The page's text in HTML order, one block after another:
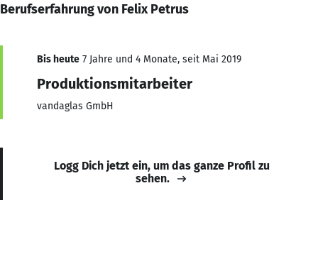
Berufserfahrung von Felix Petrus
Bis heute 7 Jahre und 4 Monate, seit Mai 2019
Produktionsmitarbeiter
vandaglas GmbH
Logg Dich jetzt ein, um das ganze Profil zu
sehen.